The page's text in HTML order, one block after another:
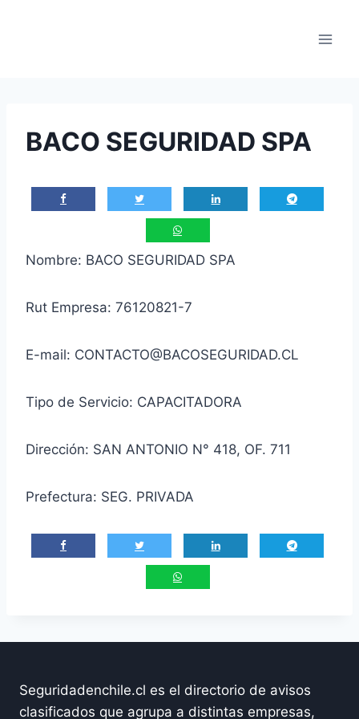
BACO SEGURIDAD SPA
Nombre: BACO SEGURIDAD SPA
Rut Empresa: 76120821-7
E-mail: CONTACTO@BACOSEGURIDAD.CL
Tipo de Servicio: CAPACITADORA
Dirección: SAN ANTONIO N° 418, OF. 711
Prefectura: SEG. PRIVADA
Seguridadenchile.cl es el directorio de avisos
clasificados que agrupa a distintas empresas,